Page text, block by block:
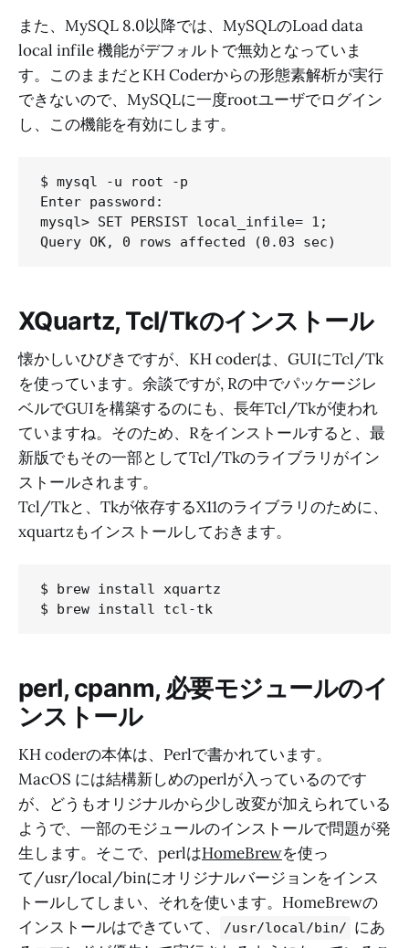
また、MySQL 8.0以降では、MySQLのLoad data
local infile 機能がデフォルトで無効となっていま
す。このままだとKH Coderからの形態素解析が実行
できないので、MySQLに一度rootユーザでログイン
し、この機能を有効にします。
$ mysql -u root -p
Enter password:
mysql> SET PERSIST local_infile= 1;
XQuartz, Tcl/Tkのインストール
懐かしいひびきですが、KH coderは、GUIにTcl/Tk
を使っています。余談ですが, Rの中でパッケージレ
ベルでGUIを構築するのにも、長年Tcl/Tkが使われ
ていますね。そのため、Rをインストールすると、最
新版でもその一部としてTcl/Tkのライブラリがイン
ストールされます。
Tcl/Tkと、Tkが依存するX11のライブラリのために、
xquartzもインストールしておきます。
$ brew install xquartz
perl, cpanm, 必要モジュールのイ
ンストール
KH coderの本体は、Perlで書かれています。
MacOS には結構新しめのperlが入っているのです
が、どうもオリジナルから少し改変が加えられている
ようで、一部のモジュールのインストールで問題が発
生します。そこで、perlはHomeBrewを使っ
て/usr/local/binにオリジナルバージョンをインス
トールしてしまい、それを使います。HomeBrewの
インストールはできていて、
/usr/local/bin/ にあ